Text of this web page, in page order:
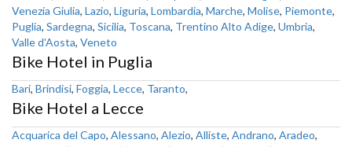
Venezia Giulia, Lazio, Liguria, Lombardia, Marche, Molise, Piemonte,
Puglia, Sardegna, Sicilia, Toscana, Trentino Alto Adige, Umbria,
Valle d'Aosta, Veneto
Bike Hotel in Puglia
Bari, Brindisi, Foggia, Lecce, Taranto,
Bike Hotel a Lecce
Acquarica del Capo, Alessano, Alezio, Alliste, Andrano, Aradeo,